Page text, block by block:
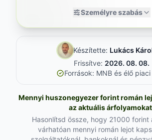
Személyre szabás
Készítette: Lukács
Frissítve: 2026. 08. 08.
Források: MNB és élő
Mennyi huszonegyezer forint román
az aktuális
Hasonlítsd össze, hogy 21000 forint
várhatóan mennyi román lejot